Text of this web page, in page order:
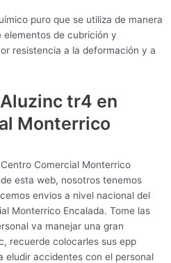
puro que se utiliza de manera
de cubrición y
resistencia a la deformación y a
tr4 en
Monterrico
Comercial Monterrico
esta web, nosotros tenemos
envios a nivel nacional del
Monterrico Encalada. Tome las
va manejar una gran
recuerde colocarles sus epp
eludir accidentes con el personal